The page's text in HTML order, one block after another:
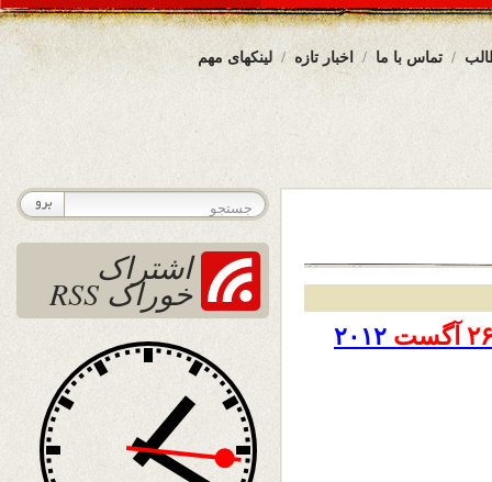
لینکهای مهم اخبار تازه تماس با ما
۲۶ آگست ۲۰۱۲
اشتراک
خوراک RSS